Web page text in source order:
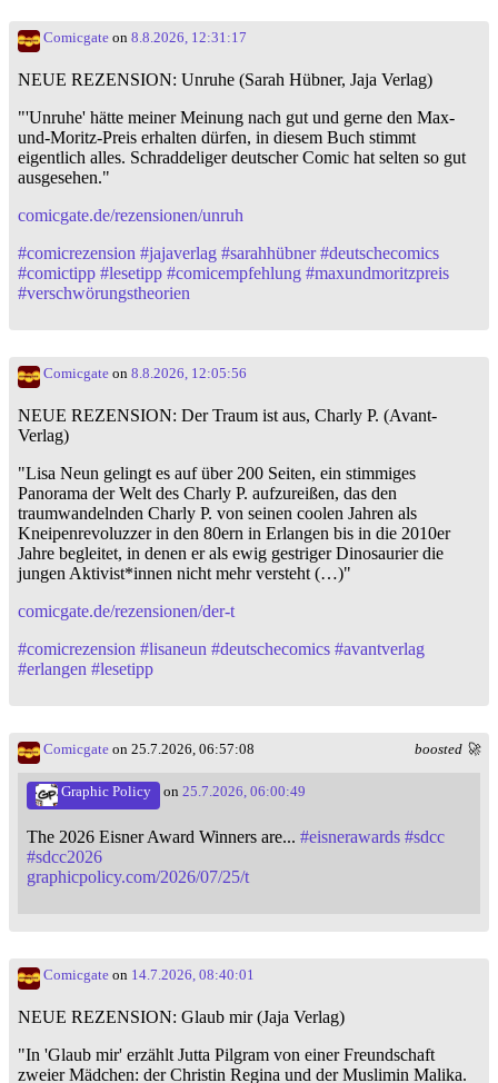
Comicgate on 8.8.2026, 12:31:17
NEUE REZENSION: Unruhe (Sarah Hübner, Jaja Verlag)
"'Unruhe' hätte meiner Meinung nach gut und gerne den Max-
und-Moritz-Preis erhalten dürfen, in diesem Buch stimmt
eigentlich alles. Schraddeliger deutscher Comic hat selten so gut
ausgesehen."
comicgate.de/rezensionen/unruh
#comicrezension #jajaverlag #sarahhübner #deutschecomics
#comictipp #lesetipp #comicempfehlung #maxundmoritzpreis
#verschwörungstheorien
Comicgate on 8.8.2026, 12:05:56
NEUE REZENSION: Der Traum ist aus, Charly P. (Avant-
Verlag)
"Lisa Neun gelingt es auf über 200 Seiten, ein stimmiges
Panorama der Welt des Charly P. aufzureißen, das den
traumwandelnden Charly P. von seinen coolen Jahren als
Kneipenrevoluzzer in den 80ern in Erlangen bis in die 2010er
Jahre begleitet, in denen er als ewig gestriger Dinosaurier die
jungen Aktivist*innen nicht mehr versteht (…)"
comicgate.de/rezensionen/der-t
#comicrezension #lisaneun #deutschecomics #avantverlag
#erlangen #lesetipp
boosted 🚀
Comicgate on 25.7.2026, 06:57:08
Graphic Policy on 25.7.2026, 06:00:49
The 2026 Eisner Award Winners are... #eisnerawards #sdcc
#sdcc2026
graphicpolicy.com/2026/07/25/t
Comicgate on 14.7.2026, 08:40:01
NEUE REZENSION: Glaub mir (Jaja Verlag)
"In 'Glaub mir' erzählt Jutta Pilgram von einer Freundschaft
zweier Mädchen: der Christin Regina und der Muslimin Malika.